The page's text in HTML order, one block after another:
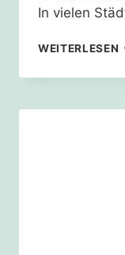
In vielen
WEITERLESEN